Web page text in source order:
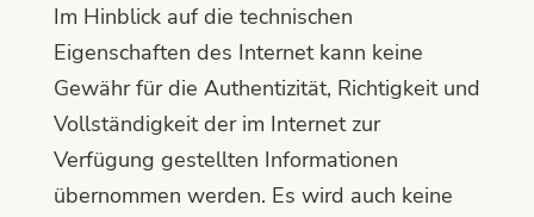
Im Hinblick auf die technischen
Eigenschaften des Internet kann keine
Gewähr für die Authentizität, Richtigkeit und
Vollständigkeit der im Internet zur
Verfügung gestellten Informationen
übernommen werden. Es wird auch keine